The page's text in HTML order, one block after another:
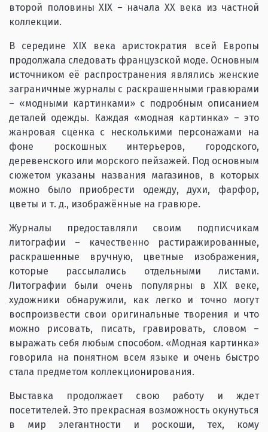
второй половины XIX – начала ХХ века из частной
коллекции.
В середине XIX века аристократия всей Европы
продолжала следовать французской моде. Основным
источником её распространения являлись женские
заграничные журналы с раскрашенными гравюрами
– «модными картинками» с подробным описанием
деталей одежды. Каждая «модная картинка» – это
жанровая сценка с несколькими персонажами на
фоне роскошных интерьеров, городского,
деревенского или морского пейзажей. Под основным
сюжетом указаны названия магазинов, в которых
можно было приобрести одежду, духи, фарфор,
цветы и т. д., изображённые на гравюре.
Журналы предоставляли своим подписчикам
литографии – качественно растиражированные,
раскрашенные вручную, цветные изображения,
которые рассылались отдельными листами.
Литографии были очень популярны в XIX веке,
художники обнаружили, как легко и точно могут
воспроизвести свои оригинальные творения и что
можно рисовать, писать, гравировать, словом –
выражать себя любым способом. «Модная картинка»
говорила на понятном всем языке и очень быстро
стала предметом коллекционирования.
Выставка продолжает свою работу и ждет
посетителей. Это прекрасная возможность окунуться
в мир элегантности и роскоши, тех, кому